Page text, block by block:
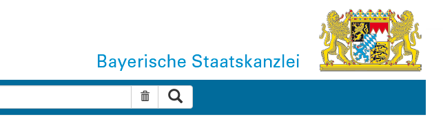
Suche zurücksetzen